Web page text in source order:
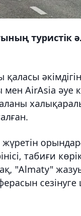
туристік
AirAsia әуе
табиғи
"Almaty"